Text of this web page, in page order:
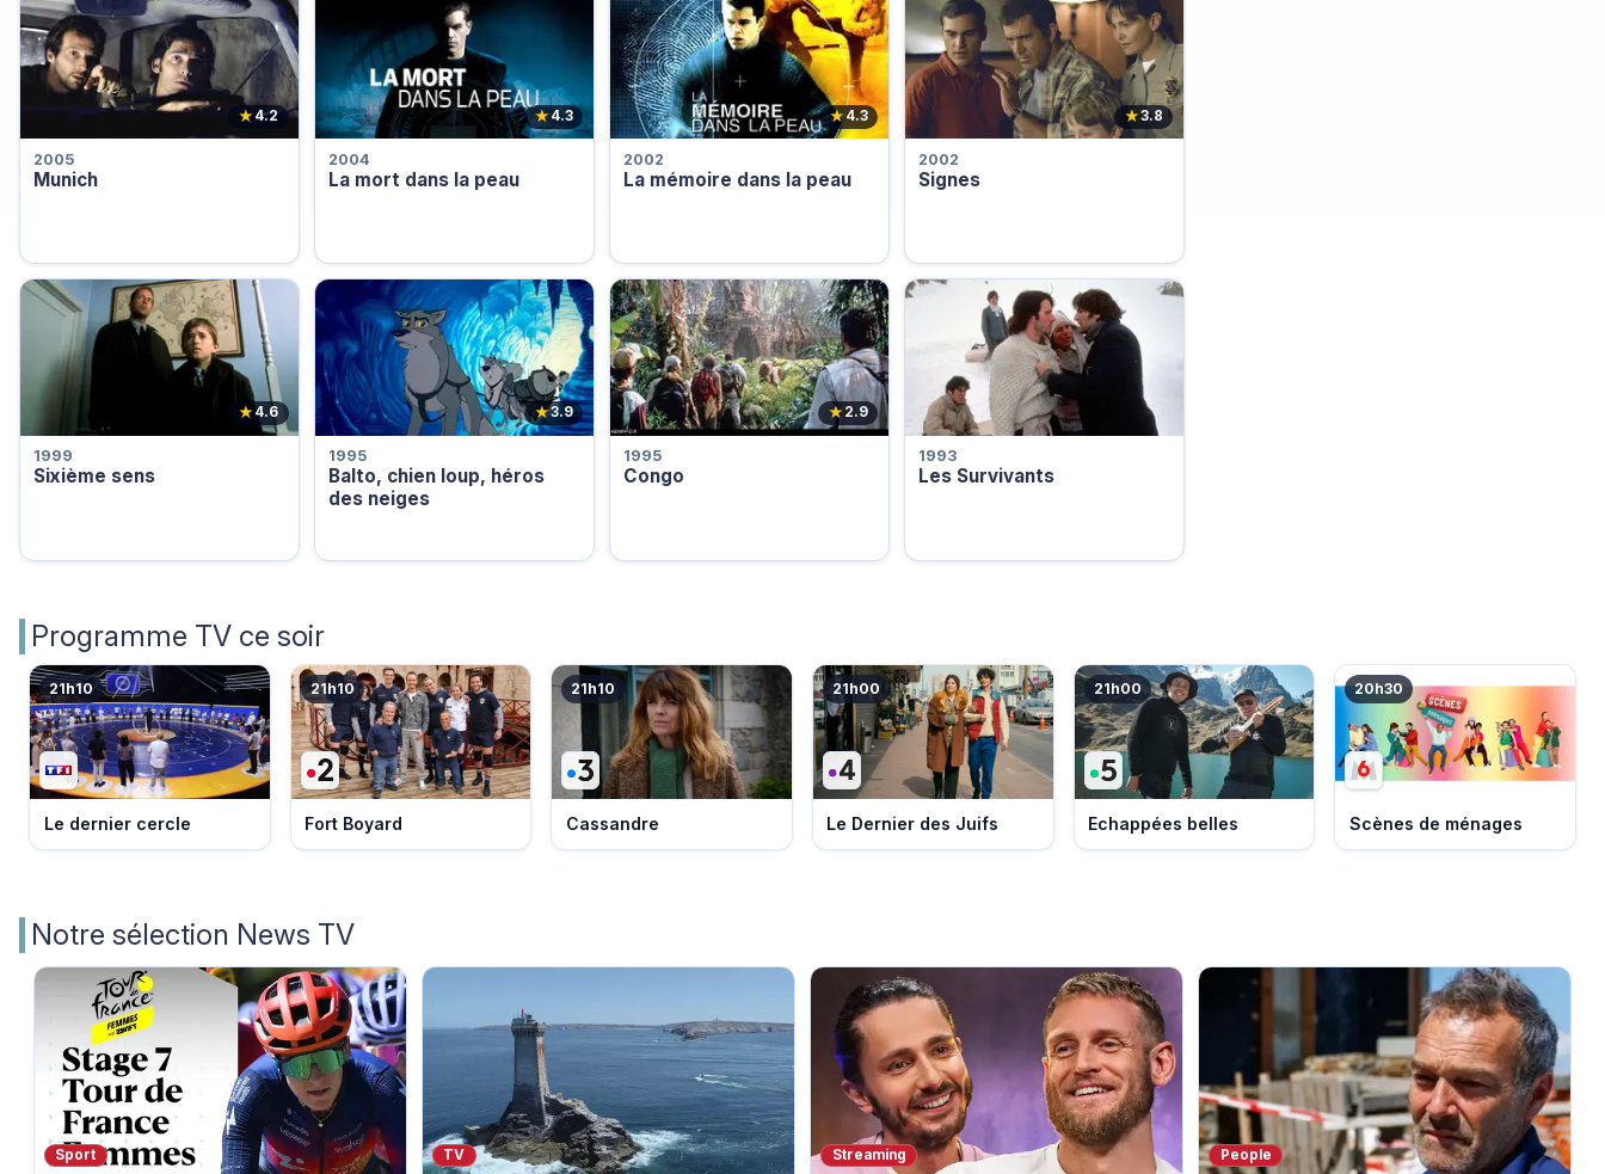
★4.2
2005
Munich
★4.3
2004
La mort dans la peau
★ 4.3
2002
La mémoire dans la peau
★3.8
2002
Signes
★4.6
1999
Sixième sens
★3.9
1995
Balto, chien loup, héros
des neiges
★2.9
1995
Congo
1993
Les Survivants
Programme TV ce soir
21h10
Le dernier cercle
21h10
Fort Boyard
21h10
Cassandre
21h00
Le Dernier des Juifs
21h00
Echappées belles
20h30
Scènes de ménages
Notre sélection News TV
Sport TV Streaming People